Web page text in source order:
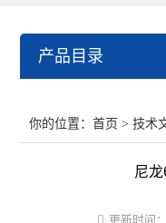
产品目录
你的位置：首页 >技术
尼
更新时间：